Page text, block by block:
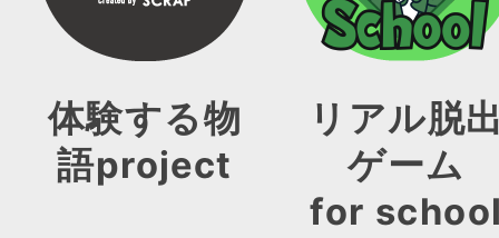
体験する物
語project
リアル脱
ゲーム
for